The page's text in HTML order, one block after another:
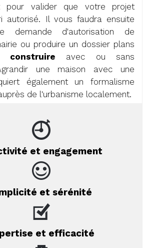
pour valider que votre projet
autorisé. Il vous faudra ensuite
demande d'autorisation de
ou produire un dossier plans
construire avec ou sans
une maison avec une
également un formalisme
de l'urbanisme localement.
et engagement
et sérénité
et efficacité